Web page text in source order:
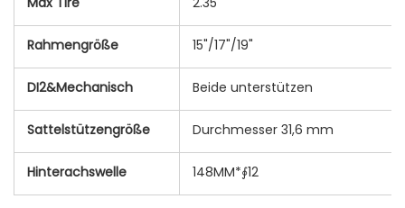
Rahmengröße 15"/17"/19"
DI2&Mechanisch Beide unterstützen
Sattelstützengröße Durchmesser 31,6 mm
Hinterachswelle 148MM*∮12